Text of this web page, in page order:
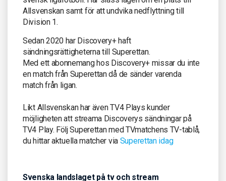
Allsvenskan samt för att undvika nedflyttning till
Division 1.
Sedan 2020 har Discovery+ haft
sändningsrättigheterna till Superettan.
Med ett abonnemang hos Discovery+ missar du inte
en match från Superettan då de sänder varenda
match från ligan.
Likt Allsvenskan har även TV4 Plays kunder
möjligheten att streama Discoverys sändningar på
TV4 Play. Följ Superettan med TVmatchens TV-tablå,
du hittar aktuella matcher via Superettan idag
Svenska landslaget på tv och stream